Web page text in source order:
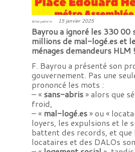
Billet publié le 15 janvier 2025
Bayrou a ignoré les 330 00
millions de mal-logé.es et
ménages demandeurs HLM !
F. Bayrou a présenté son
gouvernement. Pas une
prononcé les mots :
– « sans-abris» alors que
froid,
– « mal-logé.es» ou «
loyers, les expulsions et le
battent des records, et
locataires et des DALOs